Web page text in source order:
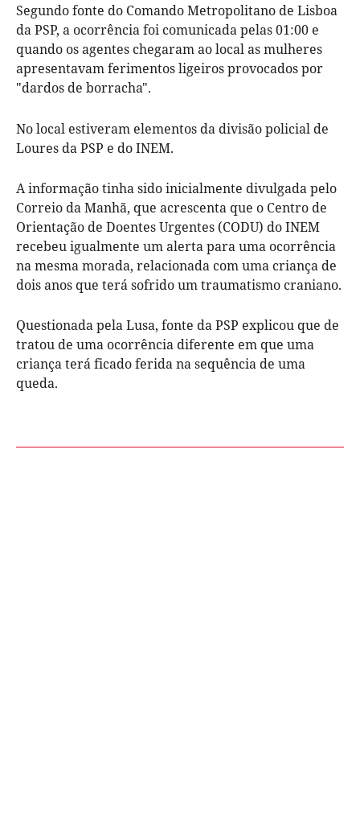
Segundo fonte do Comando Metropolitano de Lisboa
da PSP, a ocorrência foi comunicada pelas 01:00 e
quando os agentes chegaram ao local as mulheres
apresentavam ferimentos ligeiros provocados por
"dardos de borracha".
No local estiveram elementos da divisão policial de
Loures da PSP e do INEM.
A informação tinha sido inicialmente divulgada pelo
Correio da Manhã, que acrescenta que o Centro de
Orientação de Doentes Urgentes (CODU) do INEM
recebeu igualmente um alerta para uma ocorrência
na mesma morada, relacionada com uma criança de
dois anos que terá sofrido um traumatismo craniano.
Questionada pela Lusa, fonte da PSP explicou que de
tratou de uma ocorrência diferente em que uma
criança terá ficado ferida na sequência de uma
queda.